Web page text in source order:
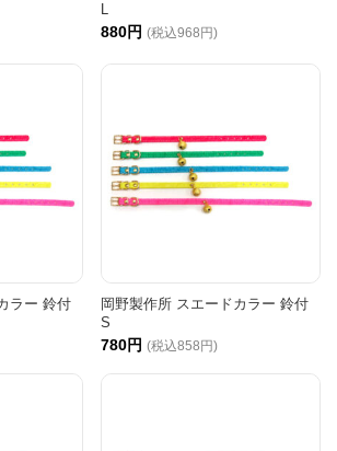
880円 (税込968円)
ラー 鈴付
岡野製作所 スエードカラー 鈴付
S
780円 (税込858円)